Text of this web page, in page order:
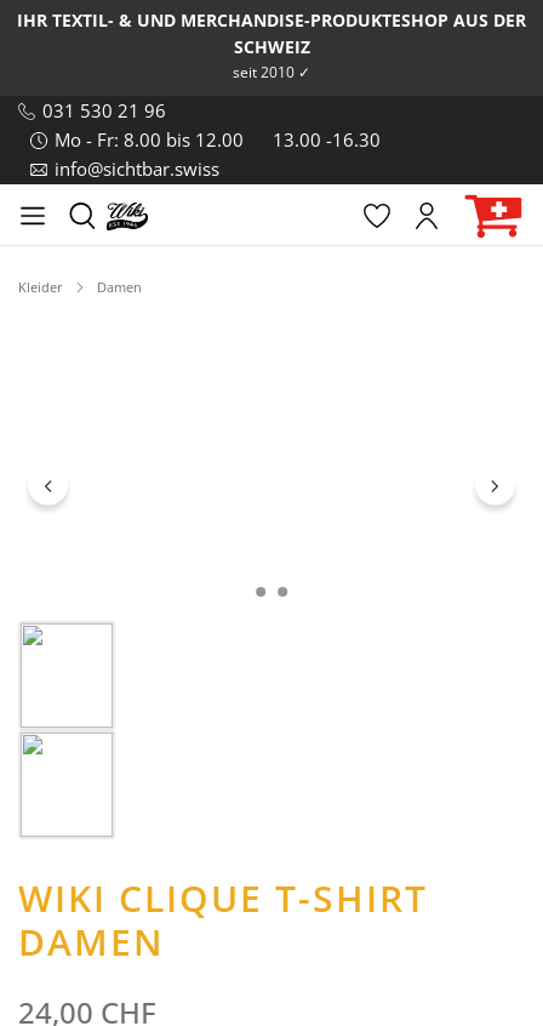
IHR TEXTIL- & UND MERCHANDISE-PRODUKTESHOP AUS DER
SCHWEIZ
seit 2010 ✓
031 530 21 96
Mo - Fr: 8.00 bis 12.00
13.00 -16.30
info@sichtbar.swiss
Kleider Damen
WIKI CLIQUE T-SHIRT
DAMEN
24,00 CHF